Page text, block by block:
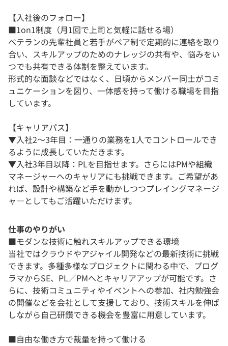
【入社後のフォロー】
■1on1制度（月1回で上司と気軽に話せる場）
ベテランの先輩社員と若手がペア制で定期的に連絡を取り
合い、スキルアップのためのナレッジの共有や、悩みをい
つでも共有できる体制を整えています。
形式的な面談などではなく、日頃からメンバー同士がコミ
ュニケーションを図り、一体感を持って働ける職場を目指
しています。
【キャリアパス】
▼入社2〜3年目：一通りの業務を1人でコントロールでき
るように成長していただきます。
▼入社3年目以降：PLを目指せます。さらにはPMや組織
マネージャーへのキャリアにも挑戦できます。ご希望があ
れば、設計や構築など手を動かしつつプレイングマネージ
ャ―としてもご活躍いただけます。
仕事のやりがい
■モダンな技術に触れスキルアップできる環境
当社ではクラウドやアジャイル開発などの最新技術に挑戦
できます。多種多様なプロジェクトに関わる中で、プログ
ラマからSE、PL／PMへとキャリアアップが可能です。さ
らに、技術コミュニティやイベントへの参加、社内勉強会
の開催などを会社として支援しており、技術スキルを伸ば
しながら自己研鑽できる機会を豊富に用意しています。
■自由な働き方で裁量を持って働ける